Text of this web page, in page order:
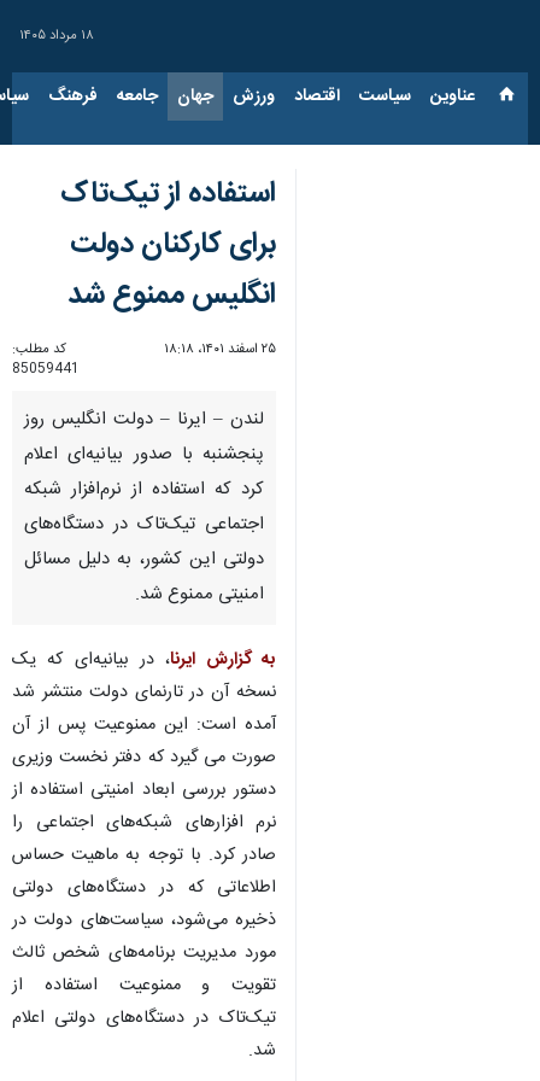
۱۸ مرداد ۱۴۰۵
عناوین‌ سیاست اقتصاد ورزش جهان جامعه فرهنگ
استفاده از تیک‌تاک
برای کارکنان دولت
انگلیس ممنوع شد
۲۵ اسفند ۱۴۰۱، ۱۸:۱۸
کد مطلب:
85059441
لندن – ایرنا – دولت انگلیس روز
پنجشنبه با صدور بیانیه‌ای اعلام
اجتماعی تیک‌تاک در دستگاه‌های
دولتی این کشور، به دلیل مسائل
امنیتی ممنوع شد.
به گزارش ایرنا ، در بیانیه‌ای که یک
نسخه آن در تارنمای دولت منتشر شد
آمده است: این ممنوعیت پس از آن
صورت می گیرد که دفتر نخست وزیری
دستور بررسی ابعاد امنیتی استفاده از
نرم افزارهای شبکه‌های اجتماعی را
صادر کرد. با توجه به ماهیت حساس
اطلاعاتی که در دستگاه‌های دولتی